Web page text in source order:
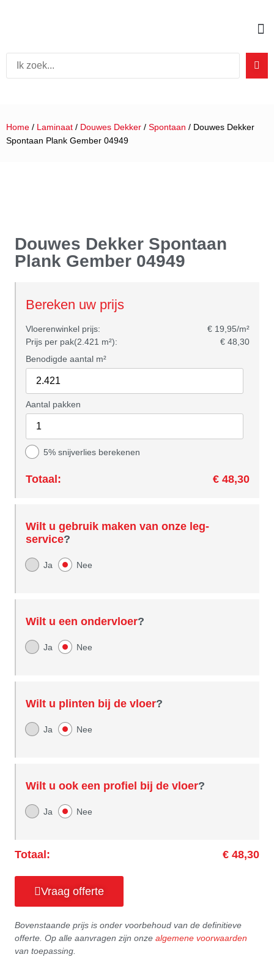
Home / Laminaat / Douwes Dekker / Spontaan / Douwes Dekker
Spontaan Plank Gember 04949
Douwes Dekker Spontaan
Plank Gember 04949
Bereken uw prijs
Vloerenwinkel prijs:
€ 19,95/m²
Prijs per pak(2.421 m²):
€ 48,30
Benodigde aantal m²
Aantal pakken
5% snijverlies berekenen
Totaal: € 48,30
Wilt u gebruik maken van onze leg-
service?
Ja Nee
Wilt u een ondervloer?
Ja Nee
Wilt u plinten bij de vloer?
Ja Nee
Wilt u ook een profiel bij de vloer?
Ja Nee
Totaal: € 48,30
Vraag offerte
Bovenstaande prijs is onder voorbehoud van de definitieve
offerte. Op alle aanvragen zijn onze algemene voorwaarden
van toepassing.